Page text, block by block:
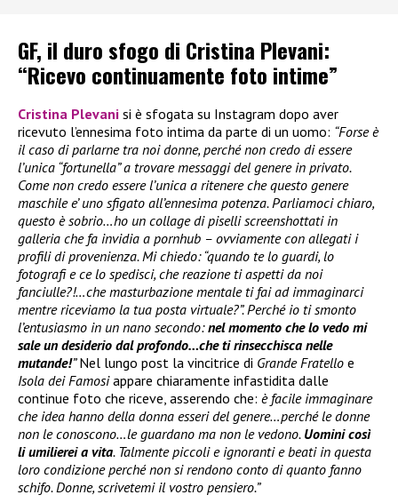
GF, il duro sfogo di Cristina Plevani:
“Ricevo continuamente foto intime”
Cristina Plevani si è sfogata su Instagram dopo aver
ricevuto l’ennesima foto intima da parte di un uomo: “Forse è
il caso di parlarne tra noi donne, perché non credo di essere
l’unica “fortunella” a trovare messaggi del genere in privato.
Come non credo essere l’unica a ritenere che questo genere
maschile e’ uno sfigato all’ennesima potenza. Parliamoci chiaro,
questo è sobrio…ho un collage di piselli screenshottati in
galleria che fa invidia a pornhub – ovviamente con allegati i
profili di provenienza. Mi chiedo: “quando te lo guardi, lo
fotografi e ce lo spedisci, che reazione ti aspetti da noi
fanciulle?!…che masturbazione mentale ti fai ad immaginarci
mentre riceviamo la tua posta virtuale?”. Perché io ti smonto
l’entusiasmo in un nano secondo:nel momento che lo vedo mi
sale un desiderio dal profondo…che ti rinsecchisca nelle
mutande!”Nel lungo post la vincitrice di Grande Fratello e
Isola dei Famosiappare chiaramente infastidita dalle
continue foto che riceve, asserendo che: è facile immaginare
che idea hanno della donna esseri del genere…perché le donne
non le conoscono…le guardano ma non le vedono. Uomini così
li umilierei a vita. Talmente piccoli e ignoranti e beati in questa
loro condizione perché non si rendono conto di quanto fanno
schifo. Donne, scrivetemi il vostro pensiero.”